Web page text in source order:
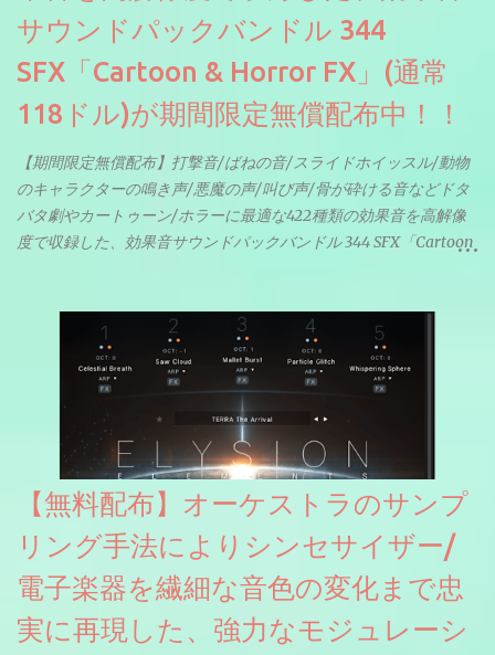
サウンドパックバンドル 344
SFX「Cartoon & Horror FX」(通常
118ドル)が期間限定無償配布中！！
【期間限定無償配布】打撃音/ばねの音/スライドホイッスル/動物
のキャラクターの鳴き声/悪魔の声/叫び声/骨が砕ける音などドタ
バタ劇やカートゥーン/ホラーに最適な422種類の効果音を高解像
度で収録した、効果音サウンドパックバンドル 344 SFX「Cartoon
【無料配布】オーケストラのサンプ
リング手法によりシンセサイザー/
電子楽器を繊細な音色の変化まで忠
実に再現した、強力なモジュレーシ